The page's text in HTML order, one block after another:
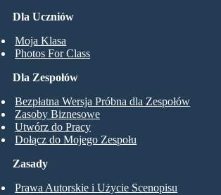
Dla Uczniów
Moja Klasa
Photos For Class
Dla Zespołów
Bezpłatna Wersja Próbna dla Zespołów
Zasoby Biznesowe
Utwórz do Pracy
Dołącz do Mojego Zespołu
Zasady
Prawa Autorskie i Użycie Scenopisu